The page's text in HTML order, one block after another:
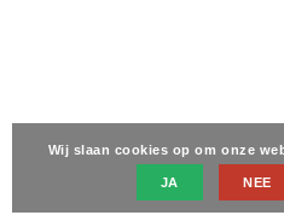
Wij slaan cookies op om onze
JA NEE